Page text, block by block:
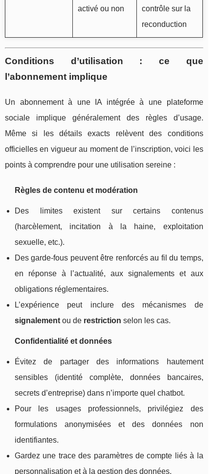
activé ou non
contrôle sur la
reconduction
Conditions d’utilisation : ce que
l’abonnement implique
Un abonnement à une IA intégrée à une plateforme
sociale implique généralement des règles d’usage.
Même si les détails exacts relèvent des conditions
officielles en vigueur au moment de l’inscription, voici les
points à comprendre pour une utilisation sereine :
Règles de contenu et modération
Des limites existent sur certains contenus
(harcèlement, incitation à la haine, exploitation
sexuelle, etc.).
Des garde-fous peuvent être renforcés au fil du temps,
en réponse à l’actualité, aux signalements et aux
obligations réglementaires.
L’expérience peut inclure des mécanismes de
signalement ou de restriction selon les cas.
Confidentialité et données
Évitez de partager des informations hautement
sensibles (identité complète, données bancaires,
secrets d’entreprise) dans n’importe quel chatbot.
Pour les usages professionnels, privilégiez des
formulations anonymisées et des données non
identifiantes.
Gardez une trace des paramètres de compte liés à la
personnalisation et à la gestion des données.